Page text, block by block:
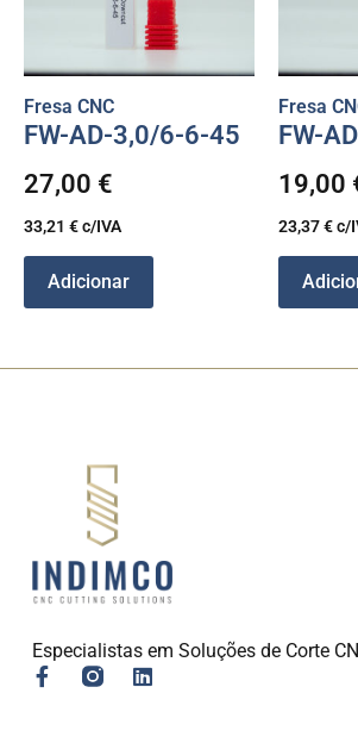
Fresa CNC
FW-AD-3,0/6-6-45
27,00 €
33,21 €c/IVA
Adicionar
Fresa
FW-
19,00
23,37€c/
Especialistas em Soluções de Corte